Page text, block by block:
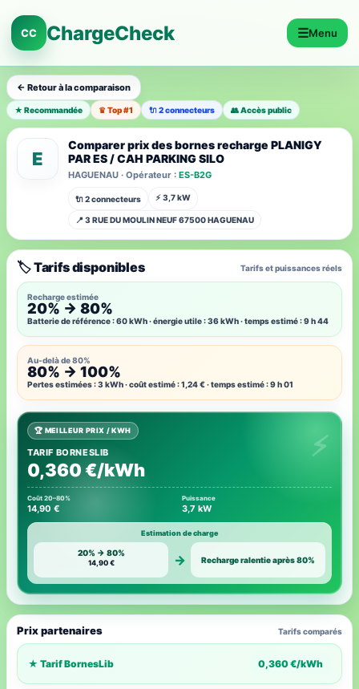
CC ChargeCheck ☰Menu
← Retour à la comparaison
★ Recommandée ♛ Top #1 🔌 2 connecteurs 👥 Accès public
E
Comparer prix des bornes recharge PLANIGY
PAR ES / CAH PARKING SILO
HAGUENAU · Opérateur : ES-B2G
🔌 2 connecteurs ⚡ 3,7 kW
📍 3 RUE DU MOULIN NEUF 67500 HAGUENAU
🏷️ Tarifs disponibles Tarifs et puissances réels
Recharge estimée
20% → 80%
Batterie de référence : 60 kWh · énergie utile : 36 kWh · temps estimé : 9 h 44
Au-delà de 80%
80% → 100%
Pertes estimées : 3 kWh · coût estimé : 1,24 € · temps estimé : 9 h 01
🏆 MEILLEUR PRIX / KWH
TARIF BORNESLIB
0,360 €/kWh
Coût 20–80%
14,90 €
Puissance
3,7 kW
Estimation de charge
20% → 80%
14,90 € → Recharge ralentie après 80%
Prix partenaires Tarifs comparés
★ Tarif BornesLib 0,360 €/kWh